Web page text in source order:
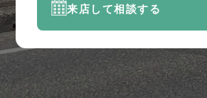
来店して相談する